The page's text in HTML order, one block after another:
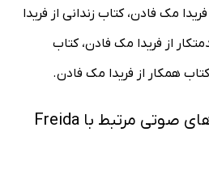
مک فادن، کتاب زندانی از فریدا
از فریدا مک فادن، کتاب
همکار از فریدا مک فادن.
خرید و شنیدن کتاب‌های صوتی مرتبط با Freida